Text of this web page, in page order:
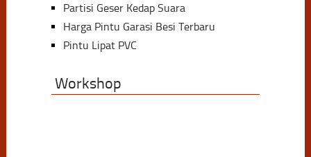
Partisi Geser Kedap Suara
Harga Pintu Garasi Besi Terbaru
Pintu Lipat PVC
Workshop